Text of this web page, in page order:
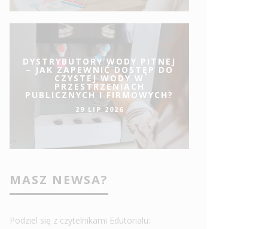
DYSTRYBUTORY WODY PITNEJ
– JAK ZAPEWNIĆ DOSTĘP DO
CZYSTEJ WODY W
PRZESTRZENIACH
PUBLICZNYCH I FIRMOWYCH?
29 LIP 2026
MASZ NEWSA?
Podziel się z czytelnikami Edutorialu: